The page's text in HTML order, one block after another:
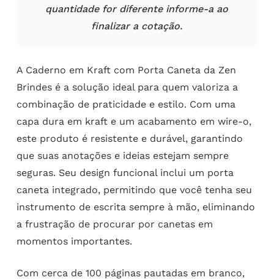
quantidade for diferente informe-a ao
finalizar a cotação.
A Caderno em Kraft com Porta Caneta da Zen
Brindes é a solução ideal para quem valoriza a
combinação de praticidade e estilo. Com uma
capa dura em kraft e um acabamento em wire-o,
este produto é resistente e durável, garantindo
que suas anotações e ideias estejam sempre
seguras. Seu design funcional inclui um porta
caneta integrado, permitindo que você tenha seu
instrumento de escrita sempre à mão, eliminando
a frustração de procurar por canetas em
momentos importantes.
Com cerca de 100 páginas pautadas em branco,